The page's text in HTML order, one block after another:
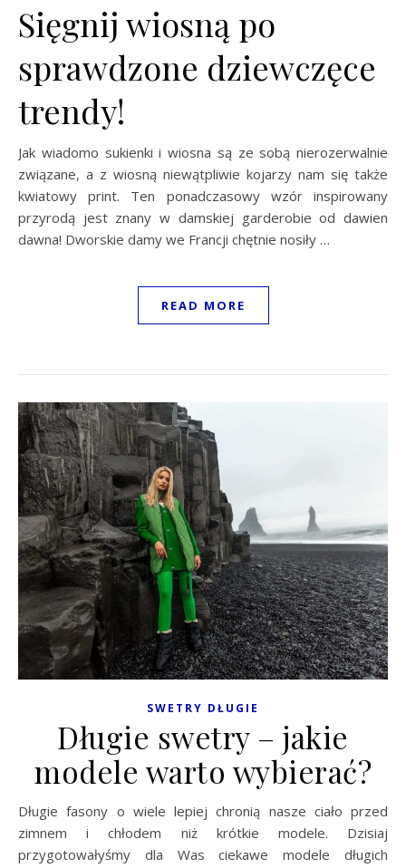
Sięgnij wiosną po
sprawdzone dziewczęce
trendy!
Jak wiadomo sukienki i wiosna są ze sobą nierozerwalnie
związane, a z wiosną niewątpliwie kojarzy nam się także
kwiatowy print. Ten ponadczasowy wzór inspirowany
przyrodą jest znany w damskiej garderobie od dawien
dawna! Dworskie damy we Francji chętnie nosiły …
READ MORE
SWETRY DŁUGIE
Długie swetry – jakie
modele warto wybierać?
Długie fasony o wiele lepiej chronią nasze ciało przed
zimnem i chłodem niż krótkie modele. Dzisiaj
przygotowałyśmy dla Was ciekawe modele długich